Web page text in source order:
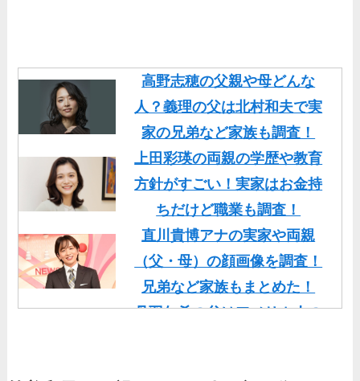
高野志穂の父親や母どんな
人？義理の父は北村和夫で実
家の兄弟など家族も調査！
上田彩瑛の両親の学歴や教育
方針がすごい！実家はお金持
ちだけど職業も調査！
直川貴博アナの実家や両親
（父・母）の顔画像を調査！
兄弟など家族もまとめた！
丹羽仁希の父はアメリカ人の